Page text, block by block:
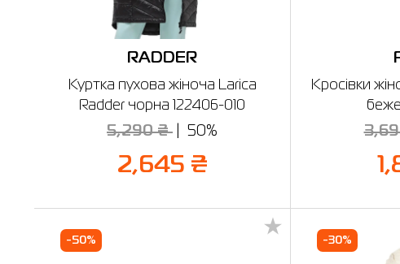
RADDER
Куртка пухова жіноча Larica
Radder чорна 122406-010
5,290 ₴ 50%
2,645 ₴
Кросівки
-50% -30%